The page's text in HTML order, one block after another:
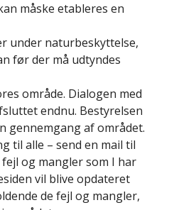
måske etableres en
under naturbeskyttelse,
før der må udtyndes
område. Dialogen med
endnu. Bestyrelsen
gennemgang af området.
til alle – send en mail til
og mangler som I har
vil blive opdateret
de fejl og mangler,